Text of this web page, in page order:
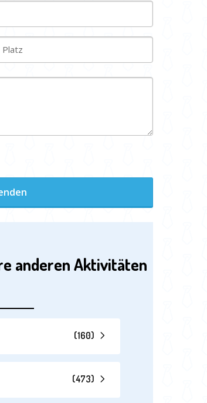
Platz
anderen Aktivitäten
(160)
(473)